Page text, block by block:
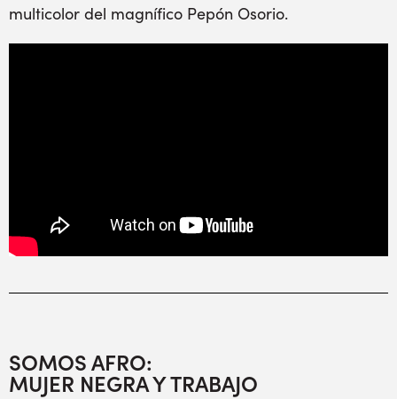
multicolor del magnífico Pepón Osorio.
SOMOS AFRO:
MUJER NEGRA Y TRABAJO